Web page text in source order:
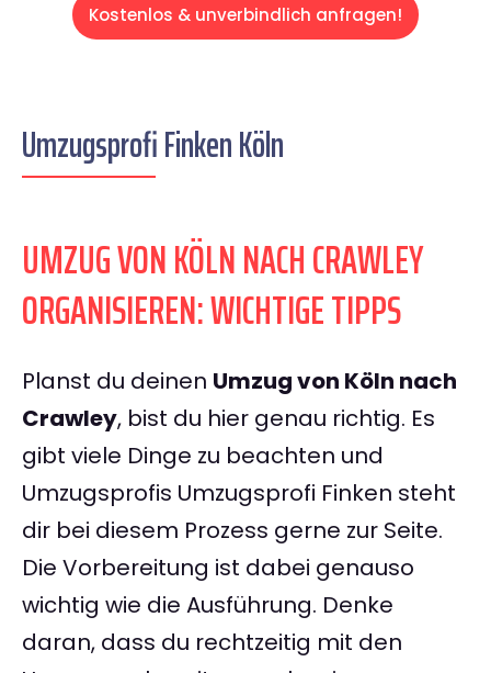
Kostenlos & unverbindlich anfragen!
Umzugsprofi Finken Köln
UMZUG VON KÖLN NACH CRAWLEY
ORGANISIEREN: WICHTIGE TIPPS
Planst du deinen Umzug von Köln nach
Crawley, bist du hier genau richtig. Es
gibt viele Dinge zu beachten und
Umzugsprofis Umzugsprofi Finken steht
dir bei diesem Prozess gerne zur Seite.
Die Vorbereitung ist dabei genauso
wichtig wie die Ausführung. Denke
daran, dass du rechtzeitig mit den